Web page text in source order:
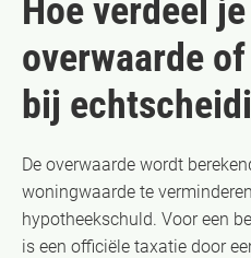
Hoe verdeel
overwaarde
bij
De overwaarde wordt
woningwaarde te
hypotheekschuld. Voor een
is een officiële taxatie door